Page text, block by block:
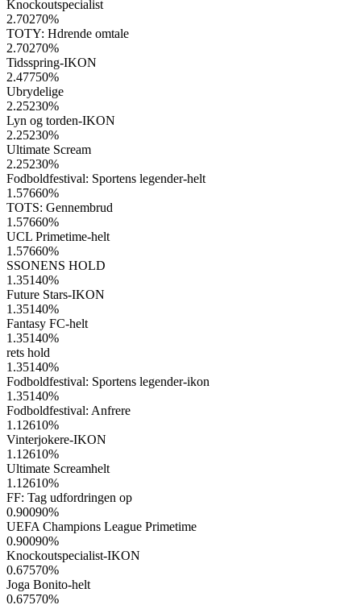
Knockoutspecialist
2.70270%
TOTY: Hdrende omtale
2.70270%
Tidsspring-IKON
2.47750%
Ubrydelige
2.25230%
Lyn og torden-IKON
2.25230%
Ultimate Scream
2.25230%
Fodboldfestival: Sportens legender-helt
1.57660%
TOTS: Gennembrud
1.57660%
UCL Primetime-helt
1.57660%
SSONENS HOLD
1.35140%
Future Stars-IKON
1.35140%
Fantasy FC-helt
1.35140%
rets hold
1.35140%
Fodboldfestival: Sportens legender-ikon
1.35140%
Fodboldfestival: Anfrere
1.12610%
Vinterjokere-IKON
1.12610%
Ultimate Screamhelt
1.12610%
FF: Tag udfordringen op
0.90090%
UEFA Champions League Primetime
0.90090%
Knockoutspecialist-IKON
0.67570%
Joga Bonito-helt
0.67570%